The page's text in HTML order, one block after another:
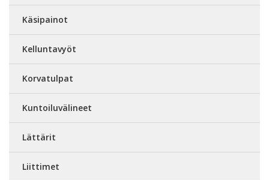
Käsipainot
Kelluntavyöt
Korvatulpat
Kuntoiluvälineet
Lättärit
Liittimet